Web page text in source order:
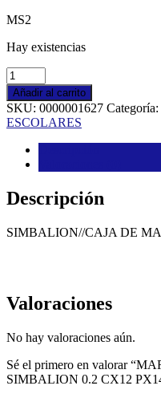
MS2
Hay existencias
MARCADOR
NUMERADO
SIMBALION
0.2
CX12
PX144
BX1152
4710609884012
cantidad
Añadir al carrito
SKU: 0000001627 Categoría:
ESCOLARES
Descripción
SIMBALION//CAJA DE
Valoraciones
No hay valoraciones aún.
Sé el primero en valorar
SIMBALION 0.2 CX12